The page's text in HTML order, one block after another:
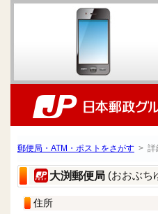
郵便局・ATM・ポストをさがす > 詳
大渕郵便局 (おおぶち
住所